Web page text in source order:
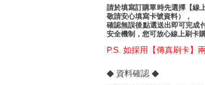
請於填寫訂購單時先選擇【線
敬請安心填寫卡號資料），
確認無誤後點選送出即可完成
安全機制，您可放心線上刷卡購
P.S. 如採用【傳真刷卡】
◆ 資料確認 ◆